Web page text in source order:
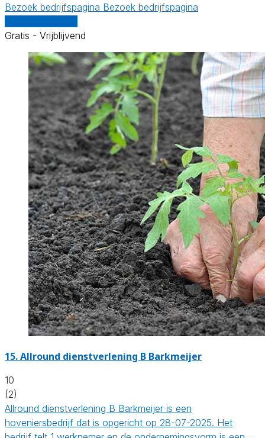
Bezoek bedrijfspagina Bezoek bedrijfspagina
Gratis - Vrijblijvend
15.Allround dienstverlening B Barkmeijer
10
(2)
Allround dienstverlening B Barkmeijer is een
hoveniersbedrijf dat is opgericht op 28-07-2025. Het